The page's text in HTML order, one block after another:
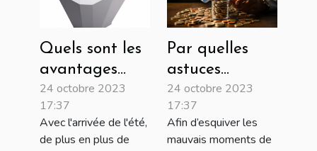
Quels sont les
avantages
lorsqu’on
réalise la
cryolipolyse ?
24 octobre 2023
17:37
Avec l'arrivée de l'été,
de plus en plus de
Par quelles
astuces
obtenir une
assurance
santé moins
24 octobre 2023
17:37
Afin d’esquiver les
mauvais moments de